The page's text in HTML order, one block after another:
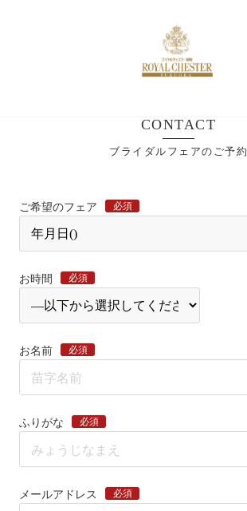
CONTACT
ブライダルフェアのご予約
ご希望のフェア 必須
お時間 必須
お名前 必須
ふりがな 必須
メールアドレス 必須